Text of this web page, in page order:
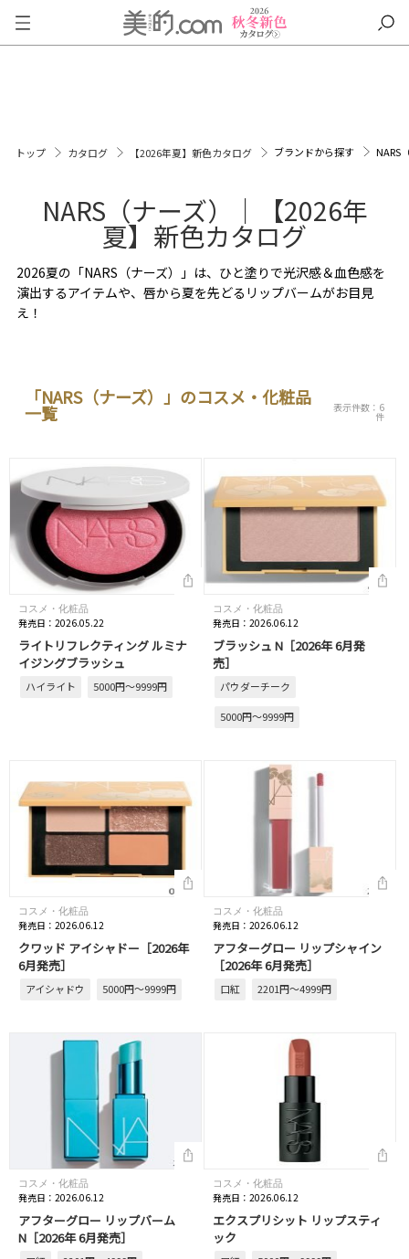
トップ カタログ 【2026年夏】新色カタログ ブランドから探す NARS
NARS（ナーズ）｜【2026年
夏】新色カタログ
2026夏の「NARS（ナーズ）」は、ひと塗りで光沢感＆血色感を
演出するアイテムや、唇から夏を先どるリップバームがお目見
え！
「NARS（ナーズ）」のコスメ・化粧品
一覧 表示件数：6
件
コスメ・化粧品
発売日：2026.05.22
ライトリフレクティング ルミナ
イジングブラッシュ
ハイライト 5000円～9999円
コスメ・化粧品
発売日：2026.06.12
ブラッシュ N［2026年 6月発
売］
パウダーチーク
5000円～9999円
コスメ・化粧品
発売日：2026.06.12
クワッド アイシャドー［2026年
6月発売］
アイシャドウ 5000円～9999円
コスメ・化粧品
発売日：2026.06.12
アフターグロー リップシャイン
［2026年 6月発売］
口紅 2201円～4999円
コスメ・化粧品
発売日：2026.06.12
アフターグロー リップバーム
N［2026年 6月発売］
コスメ・化粧品
発売日：2026.06.12
エクスプリシット リップスティ
ック